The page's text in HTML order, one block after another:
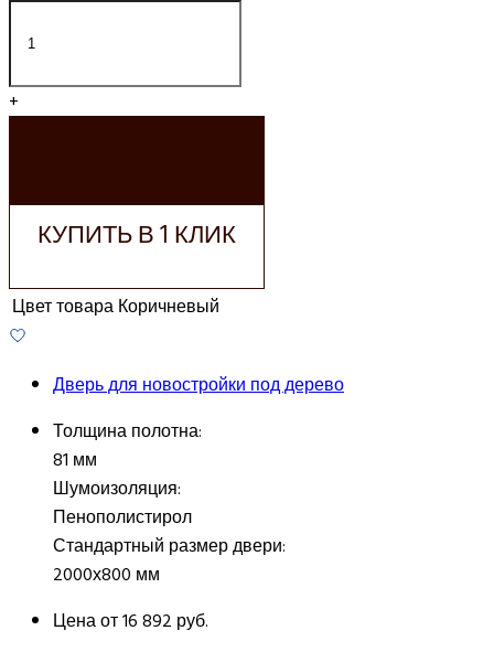
+
КУПИТЬ В 1 КЛИК
Цвет товараКоричневый
Дверь для новостройки под дерево
Толщина полотна:
81 мм
Шумоизоляция:
Пенополистирол
Стандартный размер двери:
2000х800 мм
Цена от16 892 руб.